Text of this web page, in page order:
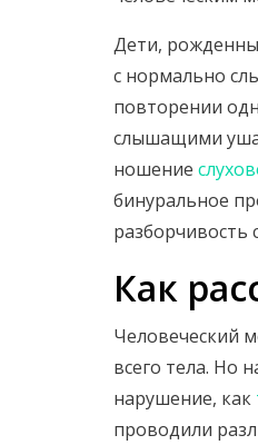
Дети,
с нормально
повторении
слышащими
ношение
бинуральное
разборчивость
Как
Человеческий
всего тела. Но
нарушение, как
проводили